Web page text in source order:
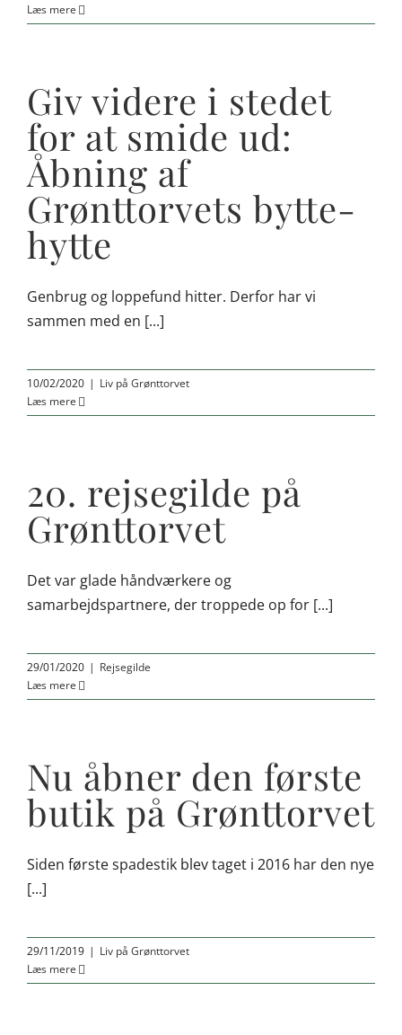
Læs mere
Giv videre i stedet
for at smide ud:
Åbning af
Grønttorvets bytte-
hytte
Genbrug og loppefund hitter. Derfor har vi
sammen med en [...]
10/02/2020 | Liv på Grønttorvet
Læs mere
20. rejsegilde på
Grønttorvet
Det var glade håndværkere og
samarbejdspartnere, der troppede op for [...]
29/01/2020 | Rejsegilde
Læs mere
Nu åbner den første
butik på Grønttorvet
Siden første spadestik blev taget i 2016 har den nye
[...]
29/11/2019 | Liv på Grønttorvet
Læs mere